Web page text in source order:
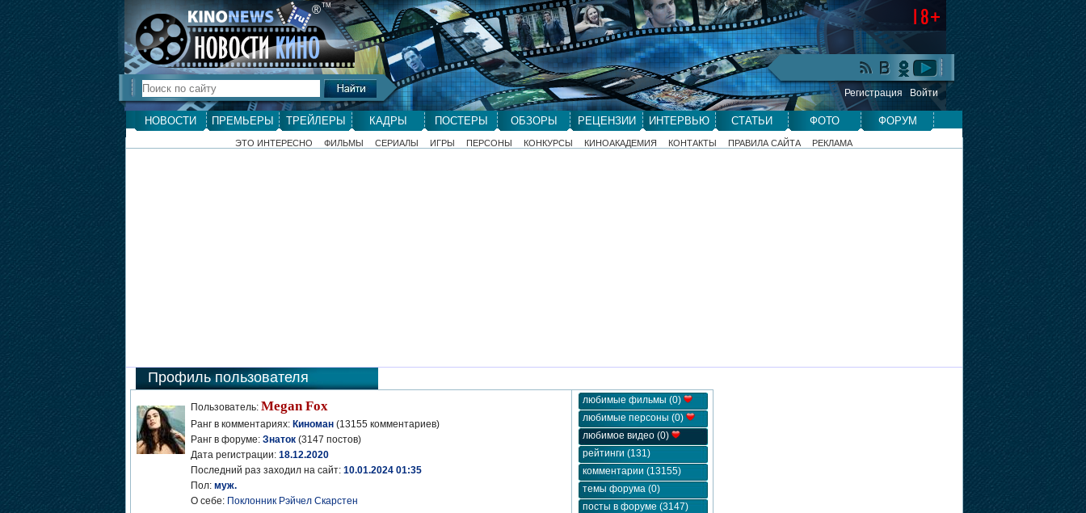
®ТМ
Регистрация Войти
НОВОСТИ ПРЕМЬЕРЫ ТРЕЙЛЕРЫ КАДРЫ ПОСТЕРЫ ОБЗОРЫ РЕЦЕНЗИИ ИНТЕРВЬЮ СТАТЬИ ФОТО ФОРУМ
ЭТО ИНТЕРЕСНО ФИЛЬМЫ СЕРИАЛЫ ИГРЫ ПЕРСОНЫ КОНКУРСЫ КИНОАКАДЕМИЯ КОНТАКТЫ ПРАВИЛА САЙТА РЕКЛАМА
Профиль пользователя
Пользователь: Megan Fox
Ранг в комментариях: Киноман(13155 комментариев)
Ранг в форуме: Знаток(3147 постов)
Дата регистрации: 18.12.2020
Последний раз заходил на сайт: 10.01.2024 01:35
Пол: муж.
О себе: Поклонник Рэйчел Скарстен
любимые фильмы (0)
любимые персоны (0)
любимое видео (0)
рейтинги (131)
комментарии (13155)
темы форума (0)
посты в форуме (3147)